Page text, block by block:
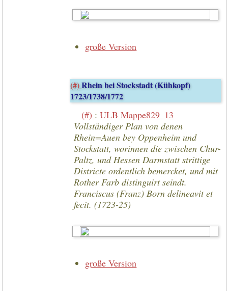
große Version
(#)Rhein bei Stockstadt (Kühkopf)
1723/1738/1772
(#) :ULB Mappe829_13
Vollständiger Plan von denen
Rhein=Auen bey Oppenheim und
Stockstatt, worinnen die zwischen Chur-
Paltz, und Hessen Darmstatt strittige
Districte ordentlich bemercket, und mit
Rother Farb distinguirt seindt.
Franciscus (Franz) Born delineavit et
fecit. (1723-25)
große Version